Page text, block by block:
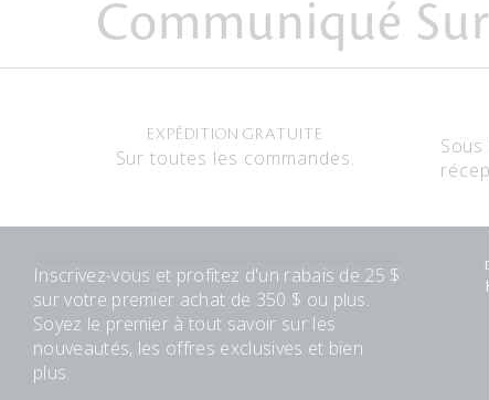
Communiqué
EXPÉDITION GRATUITE
Sur toutes les commandes.
Inscrivez-vous et profitez d'un rabais de 25 $
sur votre premier achat de 350 $ ou plus.
Soyez le premier à tout savoir sur les
nouveautés, les offres exclusives et bien
plus.